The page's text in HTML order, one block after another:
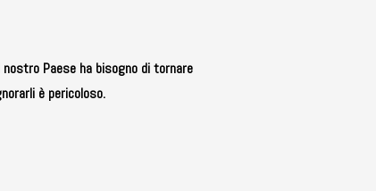
Paese ha bisogno di tornare
è pericoloso.